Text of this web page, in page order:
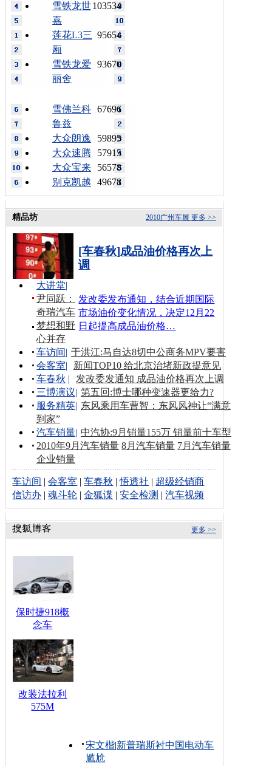
103534
雪铁龙世
嘉
95654
莲花L3三
厢
93670
雪铁龙爱
丽舍
67696
雪佛兰科
鲁兹
59895
大众朗逸
57915
大众速腾
56578
大众宝来
49678
别克凯越
更多 >>
2010广州车展
精品坊
[车春秋]成品油价格再次上
调
发改委发布通知，结合近期国际
市场油价变化情况，决定12月22
日起提高成品油价格…
大讲堂|
尹同跃：
奇瑞汽车
梦想和野
心并存
车访间| 于洪江:马自达8切中公商务MPV要害
会客室|
新闻TOP10 给北京治堵新政提意见
车春秋 |
发改委发通知 成品油价格再次上调
三博演议| 第五回:博士哪种变速器更给力?
服务精英| 东风乘用车曹智：东风风神让“满意
到家”
汽车销量| 中汽协:9月销量155万 销量前十车型
2010年9月汽车销量 8月汽车销量 7月汽车销量
企业销量
车访间 |会客室 |车春秋 |悟透社 | 超级经销商
信访办 |魂斗轮 |金狐谍 |安全检测 |汽车视频
更多 >>
保时捷918概
念车
改装法拉利
575M
宋文楷|新普瑞斯衬中国电动车
尴尬